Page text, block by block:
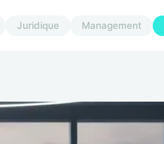
Juridique Management